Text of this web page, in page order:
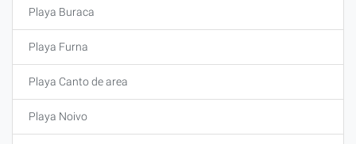
Playa Buraca
Playa Furna
Playa Canto de area
Playa Noivo